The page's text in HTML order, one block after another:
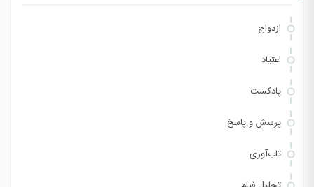
ازدواج
اعتیاد
پادکست
پرسش و پاسخ
تاب‌آوری